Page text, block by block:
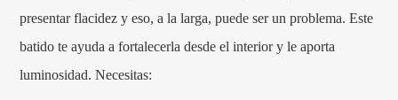
presentar flacidez y eso, a la larga, puede ser un problema. Este
batido te ayuda a fortalecerla desde el interior y le aporta
luminosidad. Necesitas: